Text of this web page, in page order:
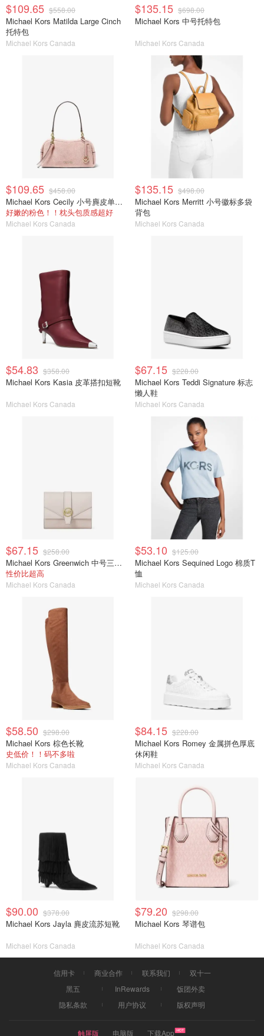
$109.65 $558.00
Michael Kors Matilda Large Cinch
托特包
Michael Kors Canada
$135.15 $698.00
Michael Kors 中号托特包
Michael Kors Canada
$109.65 $458.00
Michael Kors Cecily 小号麂皮单肩包
好嫩的粉色！！枕头包质感超好
Michael Kors Canada
$135.15 $498.00
Michael Kors Merritt 小号徽标多袋
背包
Michael Kors Canada
$54.83 $358.00
Michael Kors Kasia 皮革搭扣短靴
Michael Kors Canada
$67.15 $228.00
Michael Kors Teddi Signature 标志
懒人鞋
Michael Kors Canada
$67.15 $258.00
Michael Kors Greenwich 中号三折Saffiano皮革钱包
性价比超高
Michael Kors Canada
$53.10 $125.00
Michael Kors Sequined Logo 棉质T
恤
Michael Kors Canada
$58.50 $298.00
Michael Kors 棕色长靴
史低价！！码不多啦
Michael Kors Canada
$84.15 $228.00
Michael Kors Romey 金属拼色厚底
休闲鞋
Michael Kors Canada
$90.00 $378.00
Michael Kors Jayla 麂皮流苏短靴
Michael Kors Canada
$79.20 $298.00
Michael Kors 琴谱包
Michael Kors Canada
信用卡 商业合作 联系我们
双十一
黑五
InRewards
饭团外卖
隐私条款
用户协议 版权声明
触屏版 电脑版 下载App